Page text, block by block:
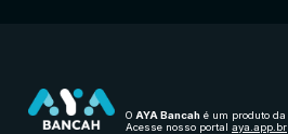
O AYA Bancah é um produto da
Acesse nosso portal aya.app.br